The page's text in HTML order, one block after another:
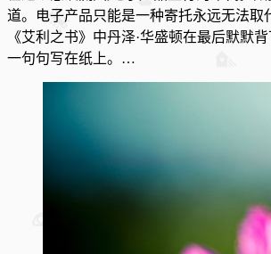
道。电子产品只能是一种寄托永远无法取
《艾利之书》中丹泽·华盛顿在最后默默
一句句写在纸上。…